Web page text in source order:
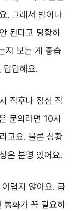
. 그래서 밤이나
된다고 당황하
지 보는 게 좋습
답답해요.
직후나 점심 직
문의라면 10시
고요. 물론 상황
은 분명 있어요.
렵지 않아요. 급
통화가 꼭 필요하